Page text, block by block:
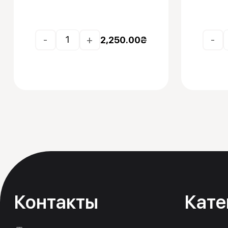
- + 2,250.00₴ -
Контакты